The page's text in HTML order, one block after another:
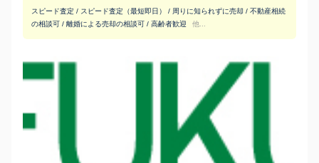
スピード査定 / スピード査定（最短即日） / 周りに知られずに売却 / 不動産相続
の相談可 / 離婚による売却の相談可 / 高齢者歓迎
他...